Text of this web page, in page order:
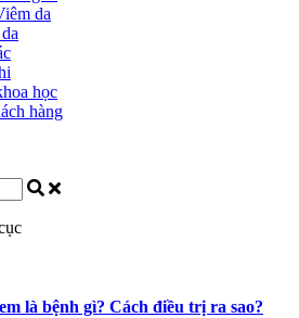
da
học
hàng
là bệnh gì? Cách điều trị ra sao?